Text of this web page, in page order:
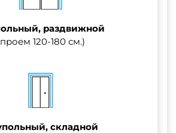
раздвижной
120-180 см.)
складной